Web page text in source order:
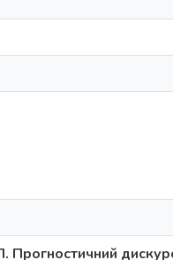
Прогностичний